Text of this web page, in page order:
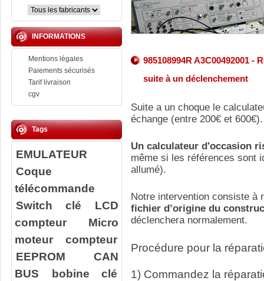
INFORMATIONS
Mentions légales
Paiements sécurisés
Tarif livraison
cgv
Tags
EMULATEUR
Coque
télécommande
Switch clé
LCD
compteur
Micro
moteur compteur
EEPROM
CAN
BUS
bobine clé
985108994R A3C00492001
suite à un déclenchement
Suite a un choque le
échange (entre 200€ et 600€).
Un calculateur d'occasion
même si les références sont
allumé).
Notre intervention consiste à r
fichier d’origine du
déclenchera normalement.
Procédure pour la
1) Commandez la